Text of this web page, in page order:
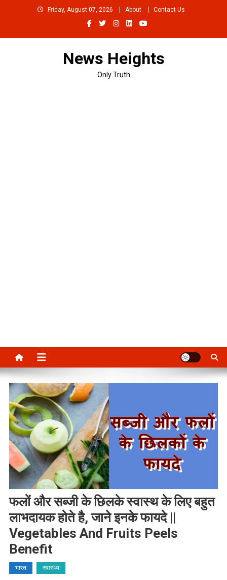
Friday, August 07, 2026 About Contact Us
News Heights
Only Truth
फलों और सब्जी के छिलके स्वास्थ के लिए बहुत
लाभदायक होते है, जाने इनके फायदे ||
Vegetables And Fruits Peels
Benefit
भारत स्वास्थ्य